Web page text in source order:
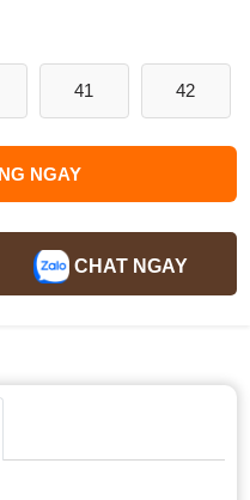
41 42
NGAY
CHAT NGAY